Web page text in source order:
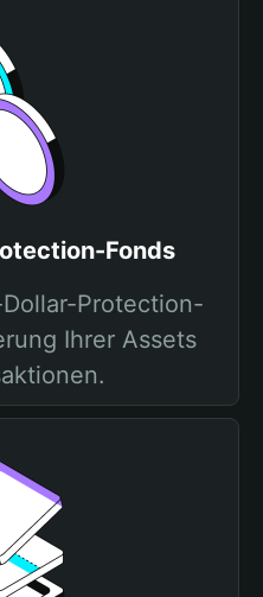
Fonds
Protection-
Ihrer Assets